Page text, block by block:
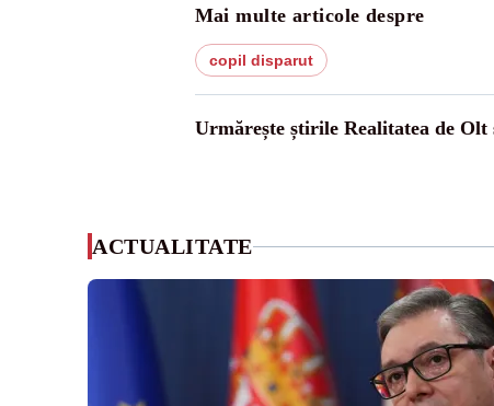
Mai multe articole despre
copil disparut
Urmărește știrile Realitatea de Olt
ACTUALITATE